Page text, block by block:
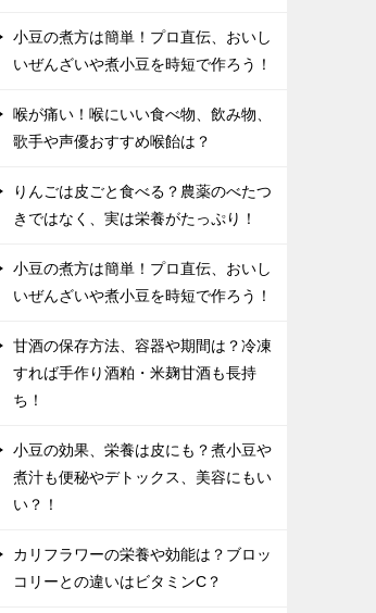
小豆の煮方は簡単！プロ直伝、おいし
いぜんざいや煮小豆を時短で作ろう！
喉が痛い！喉にいい食べ物、飲み物、
歌手や声優おすすめ喉飴は？
りんごは皮ごと食べる？農薬のべたつ
きではなく、実は栄養がたっぷり！
小豆の煮方は簡単！プロ直伝、おいし
いぜんざいや煮小豆を時短で作ろう！
甘酒の保存方法、容器や期間は？冷凍
すれば手作り酒粕・米麹甘酒も長持
ち！
小豆の効果、栄養は皮にも？煮小豆や
煮汁も便秘やデトックス、美容にもい
い？！
カリフラワーの栄養や効能は？ブロッ
コリーとの違いはビタミンC？